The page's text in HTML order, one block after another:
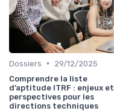
Dossiers •
29/12/2025
Comprendre la liste
d’aptitude ITRF : enjeux et
perspectives pour les
directions techniques